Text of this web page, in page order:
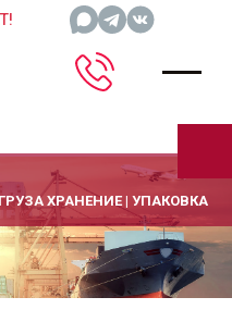
ХРАНЕНИЕ | УПАКОВКА